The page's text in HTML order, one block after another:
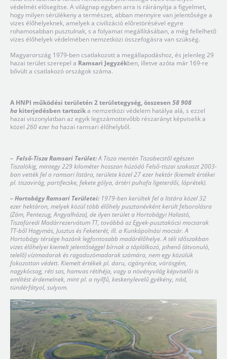
védelmét elősegítse. A világnap egyben arra is ráirányítja a figyelmet,
hogy milyen sérülékeny a természet, abban mennyire van jelentősége a
vizes élőhelyeknek, amelyek a civilizáció előretörésével egyre
rohamosabban pusztulnak, s a folyamat megállításában, a még fellelhető
vizes élőhelyek védelmében nemzetközi összefogásra van szükség.
Magyarország 1979-ben csatlakozott a megállapodáshoz, és jelenleg 29
hazai terület szerepel a Ramsari Jegyzékben, illetve azóta már 169-re
bővült a csatlakozó országok száma.
A HNPI működési területén 2 területegység, összesen 58 908
ha kiterjedésben tartozika nemzetközi védelem hatálya alá, s ezzel
hazai viszonylatban az egyik legszámottevőbb részarányt képviselik a
közel 260 ezer ha hazai ramsari élőhelyből.
– Felső-Tisza Ramsari Terület:A Tisza mentén Tiszabecstől egészen
Tiszalökig, mintegy 229 kilométer hosszan húzódó Felső-tiszai szakaszt 2003-
ban vették fel a ramsari listára, területe közel 27 ezer hektár (kiemelt értékei
pl. tiszavirág, partifecske, fekete gólya, ártéri puhafa ligeterdői, láprétek).
– Hortobágy Ramsari Területei: 1979-ben kerültek fel a listára közel 32
ezer hektáron, melyek közül több élőhely pusztanévként került felsorolásra
(Zám, Pentezug, Angyalháza), de ilyen terület a Hortobágyi Halastó,
Tiszafüredi Madárrezervátum TT, továbbá az Egyek-pusztakócsi mocsarak
TT-ből Hagymás, Jusztus és Feketerét, ill. a Kunkápolnási mocsár. A
Hortobágy térsége hazánk legfontosabb madárélőhelye. A téli időszakban
vizes élőhelyei kiemelt jelentőséggel bírnak a táplálkozó, pihenő (átvonuló,
telelő) vízimadarak és ragadozómadarak számára, nem egy közülük
fokozottan védett. Kiemelt értékek pl. daru, cigányréce, vörösgém,
nagykócsag, réti sas, hamvas rétihéja, vagy a növényvilág képviselői is
említést érdemelnek, mint pl. a nyílfű, keskenylevelű gyékény, nád,
tündérfátyol, sulyom.